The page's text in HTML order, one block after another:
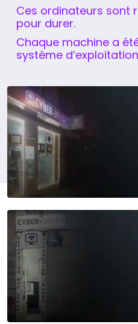
Ces ordinateurs sont
pour durer.
Chaque machine a
système